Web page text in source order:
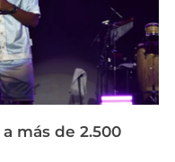
más de 2.500